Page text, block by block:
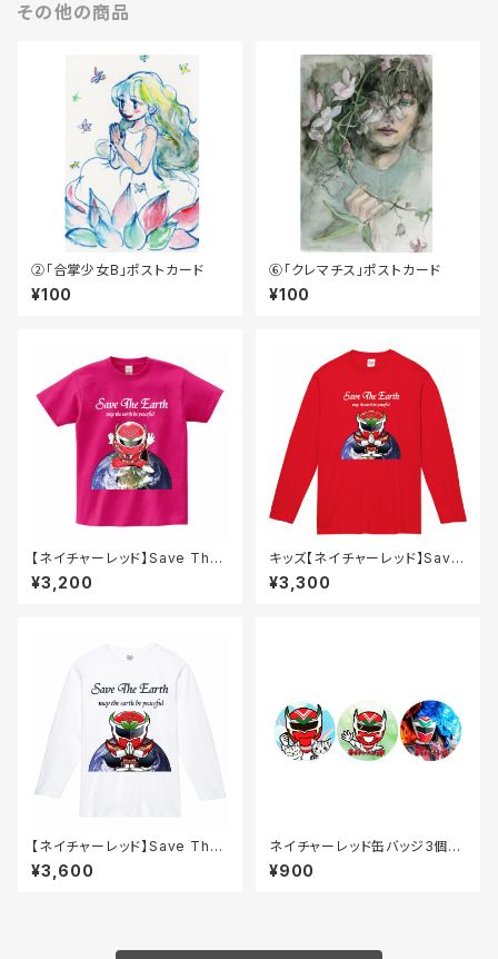
その他の商品
②「合掌少女B」ポストカード
¥100
⑥「クレマチス」ポストカード
¥100
【ネイチャーレッド】Save The
EarthTシャツ（ホットピンク）
¥3,200
キッズ【ネイチャーレッド】Save
The Earth長袖Tシャツ（レッ
ド）
¥3,300
【ネイチャーレッド】Save The
Earth長袖Tシャツ（白）
¥3,600
ネイチャーレッド缶バッジ3個セ
ット
¥900